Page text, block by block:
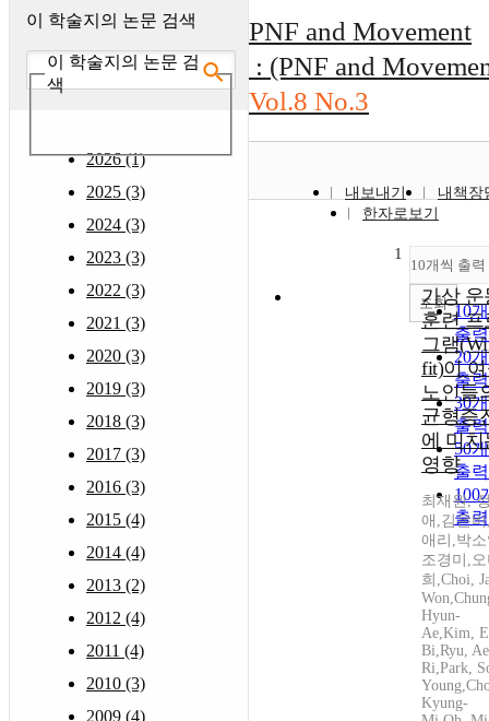
이 학술지의 논문 검색
이 학술지의 논문 검
색
2026 (1)
2025 (3)
2024 (3)
2023 (3)
2022 (3)
2021 (3)
2020 (3)
2019 (3)
2018 (3)
2017 (3)
2016 (3)
2015 (4)
2014 (4)
2013 (2)
2012 (4)
2011 (4)
2010 (3)
2009 (4)
PNF and Movement
: (PNF and
Vol.8 No.3
내보내기
내책장
한자로보기
10개씩 출력
10
출력
20
출력
30
출력
50
출력
100
출력
조회
1
가상 운
훈련 프
그램
fit)이
노인들
균형증
에 미치
영향
최재원,
애,김은
애리,박
조경미,
희,Choi,
Hyun-
Ae,Kim,
Bi,Ryu,
Ri,Park,
Kyung-